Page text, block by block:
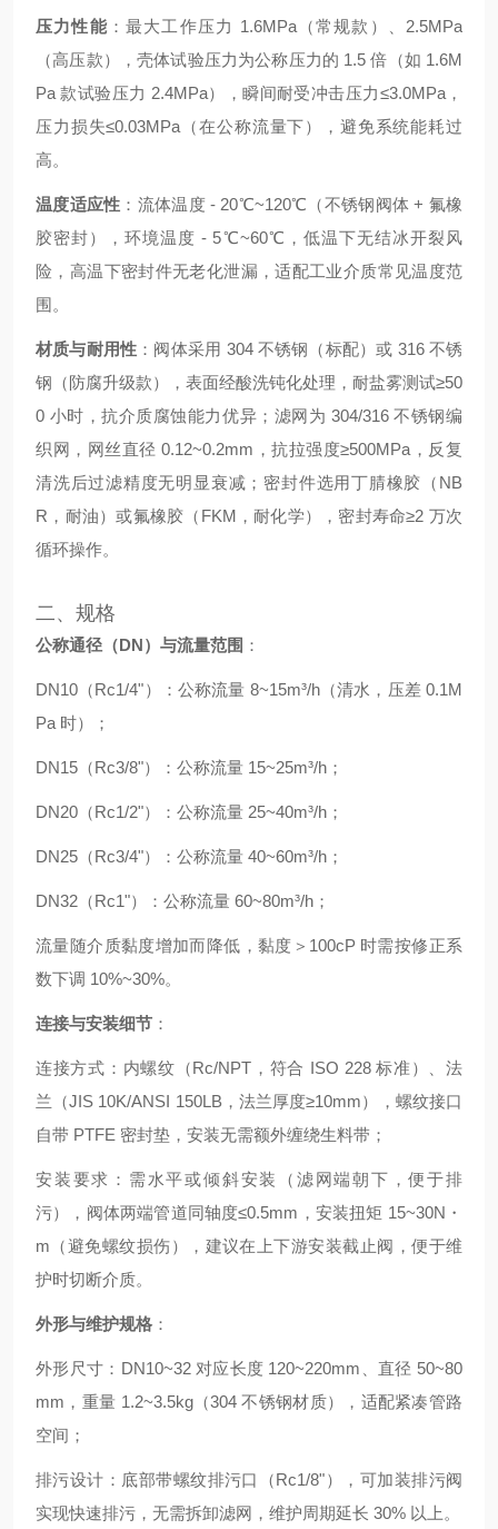
压力性能 ：最大工作压力 1.6MPa（常规款）、2.5MPa
（高压款），壳体试验压力为公称压力的 1.5 倍（如 1.6M
Pa 款试验压力 2.4MPa），瞬间耐受冲击压力≤3.0MPa，
压力损失≤0.03MPa（在公称流量下），避免系统能耗过
高。
温度适应性 ：流体温度 - 20℃~120℃（不锈钢阀体 + 氟橡
胶密封），环境温度 - 5℃~60℃，低温下无结冰开裂风
险，高温下密封件无老化泄漏，适配工业介质常见温度范
围。
材质与耐用性 ：阀体采用 304 不锈钢（标配）或 316 不锈
钢（防腐升级款），表面经酸洗钝化处理，耐盐雾测试≥50
0 小时，抗介质腐蚀能力优异；滤网为 304/316 不锈钢编
织网，网丝直径 0.12~0.2mm，抗拉强度≥500MPa，反复
清洗后过滤精度无明显衰减；密封件选用丁腈橡胶（NB
R，耐油）或氟橡胶（FKM，耐化学），密封寿命≥2 万次
循环操作。
二、规格
公称通径（DN）与流量范围 ：
DN10（Rc1/4"）：公称流量 8~15m³/h（清水，压差 0.1M
Pa 时）；
DN15（Rc3/8"）：公称流量 15~25m³/h；
DN20（Rc1/2"）：公称流量 25~40m³/h；
DN25（Rc3/4"）：公称流量 40~60m³/h；
DN32（Rc1"）：公称流量 60~80m³/h；
流量随介质黏度增加而降低，黏度＞100cP 时需按修正系
数下调 10%~30%。
连接与安装细节 ：
连接方式：内螺纹（Rc/NPT，符合 ISO 228 标准）、法
兰（JIS 10K/ANSI 150LB，法兰厚度≥10mm），螺纹接口
自带 PTFE 密封垫，安装无需额外缠绕生料带；
安装要求：需水平或倾斜安装（滤网端朝下，便于排
污），阀体两端管道同轴度≤0.5mm，安装扭矩 15~30N・
m（避免螺纹损伤），建议在上下游安装截止阀，便于维
护时切断介质。
外形与维护规格 ：
外形尺寸：DN10~32 对应长度 120~220mm、直径 50~80
mm，重量 1.2~3.5kg（304 不锈钢材质），适配紧凑管路
空间；
排污设计：底部带螺纹排污口（Rc1/8"），可加装排污阀
实现快速排污，无需拆卸滤网，维护周期延长 30% 以上。